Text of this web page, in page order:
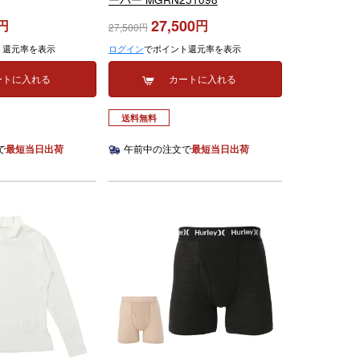
元率を表示
に入れる
最短当日出荷
27,500 27,500
ログインでポイント還元率を表示
カートに入れる
送料無料
午前中の注文で最短当日出荷